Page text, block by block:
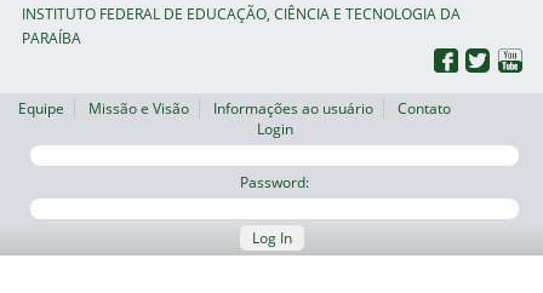
INSTITUTO FEDERAL DE EDUCAÇÃO, CIÊNCIA E TECNOLOGIA DA
PARAÍBA
Equipe Missão e Visão Informações ao usuário
Contato
Login
Password:
Log In